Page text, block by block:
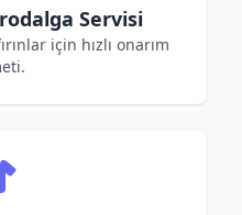
Servisi
için hızlı onarım